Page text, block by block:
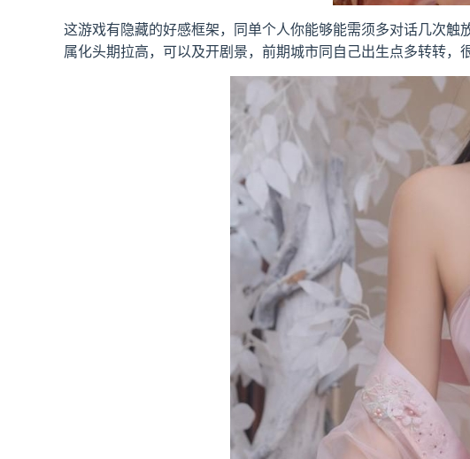
这游戏有隐藏的好感框架，同单个人你能够能需须多对话几次触
属化头期拉高，可以及开剧景，前期城市同自己出生点多转转，